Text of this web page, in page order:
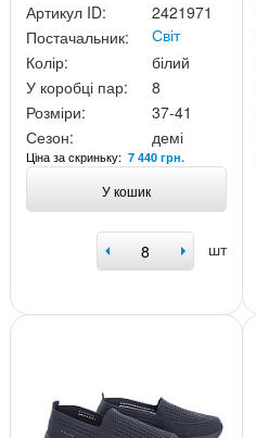
Артикул ID:
2421971
Постачальник:
Світ
Колір:
білий
У коробці пар:
8
Розміри:
37-41
Сезон:
демі
Ціна за скриньку: 7 440 грн.
У кошик
шт